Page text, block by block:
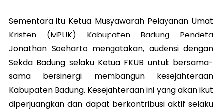
Sementara itu Ketua Musyawarah Pelayanan Umat
Kristen (MPUK) Kabupaten Badung Pendeta
Jonathan Soeharto mengatakan, audensi dengan
Sekda Badung selaku Ketua FKUB untuk bersama-
sama bersinergi membangun kesejahteraan
Kabupaten Badung. Kesejahteraan ini yang akan ikut
diperjuangkan dan dapat berkontribusi aktif selaku